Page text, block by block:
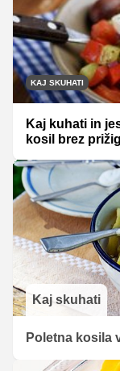
KAJ SKUHATI
Kaj kuhati in
kosil brez
Kaj skuhati
Poletna kosila